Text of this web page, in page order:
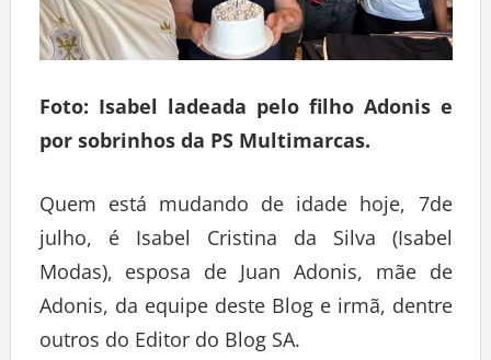
Foto: Isabel ladeada pelo filho Adonis e
por sobrinhos da PS Multimarcas.
Quem está mudando de idade hoje, 7de
julho, é Isabel Cristina da Silva (Isabel
Modas), esposa de Juan Adonis, mãe de
Adonis, da equipe deste Blog e irmã, dentre
outros do Editor do Blog SA.